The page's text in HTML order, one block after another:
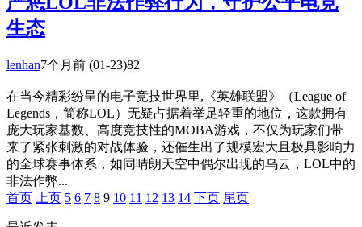
生态
lenhan7个月前 (01-23)82
在当今精彩纷呈的电子竞技世界里,《英雄联盟》（League of
Legends，简称LOL）无疑占据着举足轻重的地位，这款拥有
庞大玩家基数、高度竞技性的MOBA游戏，不仅为玩家们带
来了紧张刺激的对战体验，还催生出了规模宏大且极具影响力
的全球赛事体系，如同晴朗天空中偶尔出现的乌云，LOL中的
非法作弊...
首页
上页 5 6 7 8 9 10 11 12 13 14 下页 尾页